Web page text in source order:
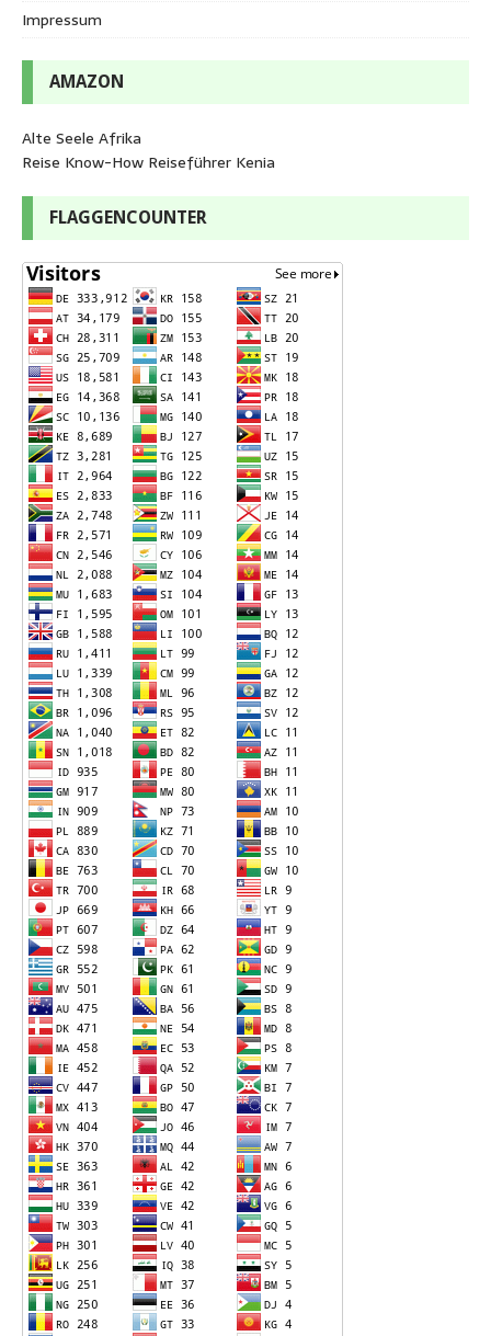
Impressum
AMAZON
Alte Seele Afrika
Reise Know-How Reiseführer Kenia
FLAGGENCOUNTER